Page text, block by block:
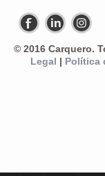
© 2016 Carquero.
Legal | Política